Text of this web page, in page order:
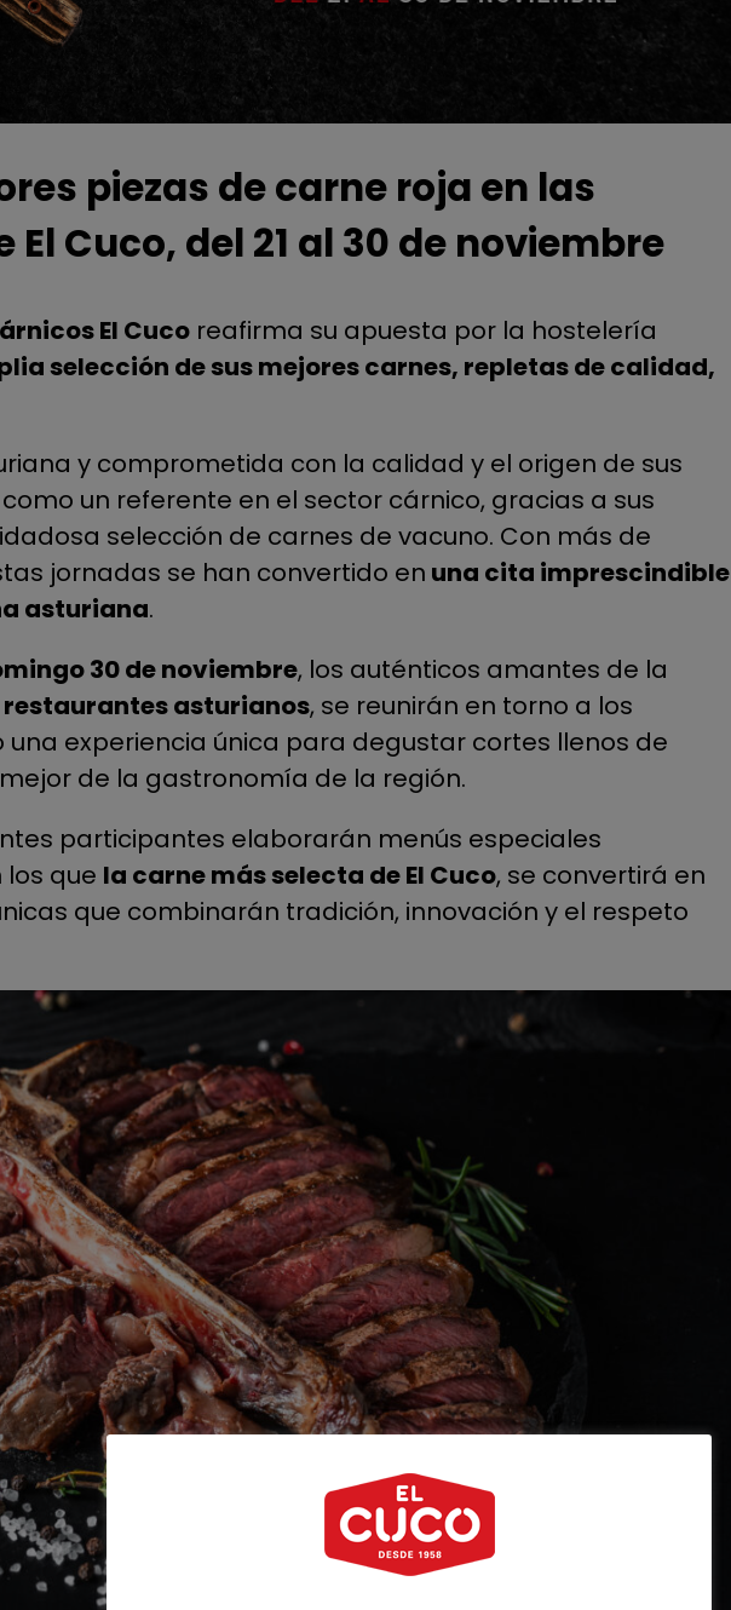
piezas de carne roja en las
Cuco, del 21 al 30 de noviembre
El Cucoreafirma su apuesta por la hostelería
selección de sus mejores carnes, repletas de calidad,
y comprometida con la calidad y el origen de sus
un referente en el sector cárnico, gracias a sus
selección de carnes de vacuno. Con más de
jornadas se han convertido en una cita imprescindible
asturiana.
30 de noviembre, los auténticos amantes de la
asturianos, se reunirán en torno a los
experiencia única para degustar cortes llenos de
de la gastronomía de la región.
participantes elaborarán menús especiales
que la carne más selecta de El Cuco, se convertirá en
que combinarán tradición, innovación y el respeto